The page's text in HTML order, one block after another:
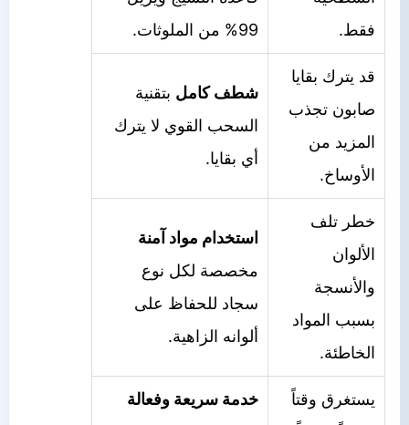
فقط.
99% من الملوثات.
قد يترك بقايا
صابون تجذب
المزيد من
الأوساخ.
شطف كامل بتقنية
السحب القوي لا يترك
أي بقايا.
خطر تلف
الألوان
والأنسجة
بسبب المواد
الخاطئة.
استخدام مواد آمنة
مخصصة لكل نوع
سجاد للحفاظ على
ألوانه الزاهية.
يستغرق وقتاً
خدمة سريعة وفعالة